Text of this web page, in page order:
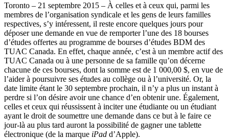
Toronto – 21 septembre 2015 – À celles et à ceux qui, parmi les
membres de l’organisation syndicale et les gens de leurs familles
respectives, s’y intéressent, il reste encore quelques jours pour
déposer une demande en vue de remporter l’une des 18 bourses
d’études offertes au programme de bourses d’études BDM des
TUAC Canada. En effet, chaque année, c’est à un membre actif des
TUAC Canada ou à une personne de sa famille qu’on décerne
chacune de ces bourses, dont la somme est de 1 000,00 $, en vue de
l’aider à poursuivre ses études au collège ou à l’université. Or, la
date limite étant le 30 septembre prochain, il n’y a plus un instant à
perdre si l’on désire avoir une chance d’en obtenir une. Également,
celles et ceux qui réussissent à inciter une étudiante ou un étudiant
ayant le droit de soumettre une demande dans ce but à le faire ce
jour-là au plus tard auront la possibilité de gagner une tablette
électronique (de la marque iPad d’Apple).